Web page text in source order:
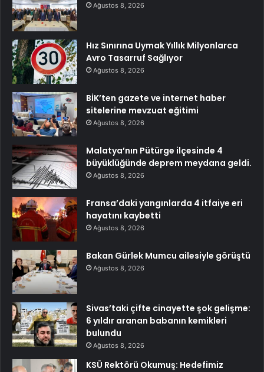
Ağustos 8, 2026
Hız Sınırına Uymak Yıllık Milyonlarca
Avro Tasarruf Sağlıyor
Ağustos 8, 2026
BİK’ten gazete ve internet haber
sitelerine mevzuat eğitimi
Ağustos 8, 2026
Malatya’nın Pütürge ilçesinde 4
büyüklüğünde deprem meydana geldi.
Ağustos 8, 2026
Fransa’daki yangınlarda 4 itfaiye eri
hayatını kaybetti
Ağustos 8, 2026
Bakan Gürlek Mumcu ailesiyle görüştü
Ağustos 8, 2026
Sivas’taki çifte cinayette şok gelişme:
6 yıldır aranan babanın kemikleri
bulundu
Ağustos 8, 2026
KSÜ Rektörü Okumuş: Hedefimiz